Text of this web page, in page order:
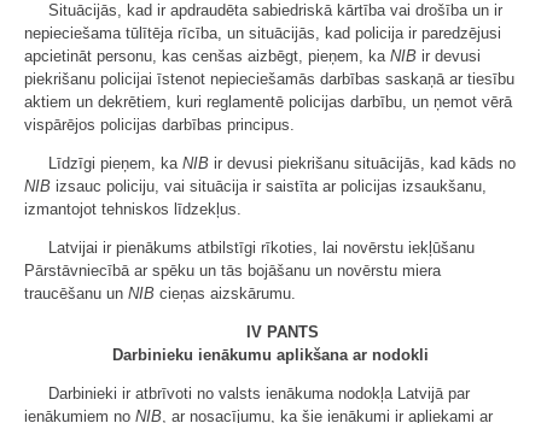
Situācijās, kad ir apdraudēta sabiedriskā kārtība vai drošība un ir
nepieciešama tūlītēja rīcība, un situācijās, kad policija ir paredzējusi
apcietināt personu, kas cenšas aizbēgt, pieņem, ka NIB ir devusi
piekrišanu policijai īstenot nepieciešamās darbības saskaņā ar tiesību
aktiem un dekrētiem, kuri reglamentē policijas darbību, un ņemot vērā
vispārējos policijas darbības principus.
Līdzīgi pieņem, ka NIB ir devusi piekrišanu situācijās, kad kāds no
NIB izsauc policiju, vai situācija ir saistīta ar policijas izsaukšanu,
izmantojot tehniskos līdzekļus.
Latvijai ir pienākums atbilstīgi rīkoties, lai novērstu iekļūšanu
Pārstāvniecībā ar spēku un tās bojāšanu un novērstu miera
traucēšanu un NIB cieņas aizskārumu.
IV PANTS
Darbinieku ienākumu aplikšana ar nodokli
Darbinieki ir atbrīvoti no valsts ienākuma nodokļa Latvijā par
ienākumiem no NIB, ar nosacījumu, ka šie ienākumi ir apliekami ar